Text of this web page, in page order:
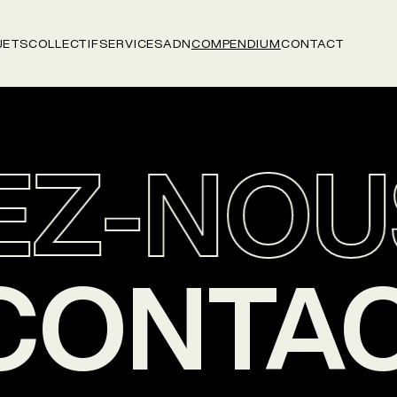
COLLECTIFSERVICESADNCOMPENDIUMCONTACT